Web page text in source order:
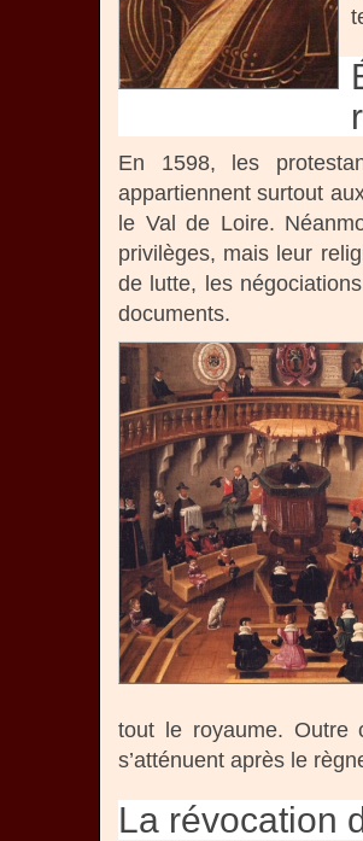
En 1598, les
appartiennent surtout
le Val de Loire.
privilèges, mais leur
de lutte, les
documents.
tout le royaume. Outre
s’atténuent après le
La révocation